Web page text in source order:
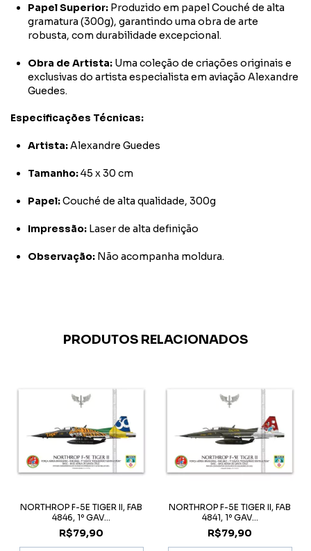
Papel Superior: Produzido em papel Couché de alta
gramatura (300g), garantindo uma obra de arte
robusta, com durabilidade excepcional.
Obra de Artista: Uma coleção de criações originais e
exclusivas do artista especialista em aviação Alexandre
Guedes.
Especificações Técnicas:
Artista:Alexandre Guedes
Tamanho:45 x 30 cm
Papel:Couché de alta qualidade, 300g
Impressão: Laser de alta definição
Observação: Não acompanha moldura.
PRODUTOS RELACIONADOS
NORTHROP F-5E TIGER II, FAB
4846, 1º GAV...
R$79,90
NORTHROP F-5E TIGER II, FAB
4841, 1º GAV...
R$79,90